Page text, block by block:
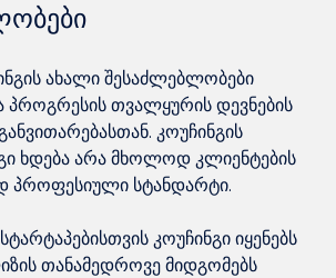
ახალი შესაძლებლობები
პროგრესის თვალყურის დევნების
კოუჩინგის
ხდება არა მხოლოდ კლიენტების
პროფესიული სტანდარტი.
კოუჩინგი იყენებს
თანამედროვე მიდგომებს